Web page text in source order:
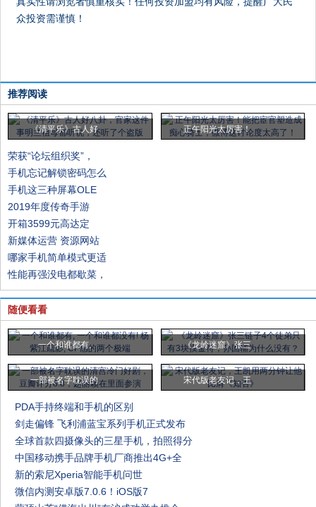
众投资需谨慎！
推荐阅读
《清平乐》古人好 正午阳光太厉害！
荣获“论坛组织奖”，
手机忘记解锁密码怎么
手机这三种屏幕OLE
2019年度传奇手游
开箱3599元高达定
新媒体运营 资源网站
哪家手机简单模式更适
性能再强没电都歇菜，
随便看看
一个和谁都有, 《龙岭迷窟》张三
一部被名字耽误的 宋代版老友记，王
PDA手持终端和手机的区别
剑走偏锋 飞利浦蓝宝系列手机正式发布
全球首款四摄像头的三星手机，拍照得分
中国移动携手品牌手机厂商推出4G+全
新的索尼Xperia智能手机问世
微信内测安卓版7.0.6！iOS版7